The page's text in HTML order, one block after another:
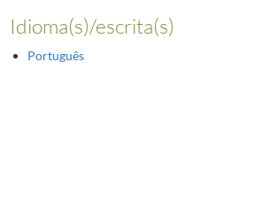
Idioma(s)/escrita(s)
Português